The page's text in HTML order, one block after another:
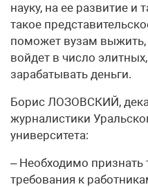
науку, на ее развитие и
такое
поможет вузам выжить,
войдет в число
зарабатывать деньги.
Борис ЛОЗОВСКИЙ,
журналистики
университета:
– Необходимо признать
требования к